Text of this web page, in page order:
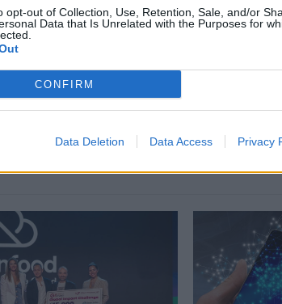
opt-out of Collection, Use, Retention, Sale, and/or
Data that Is Unrelated with the Purposes for
CONFIRM
Data Deletion Data Access Privacy
νάτριο
Δείτε επίσης